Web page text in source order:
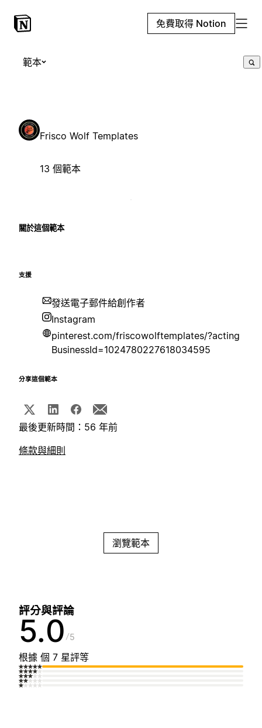
免費取得 Notion
範本
Frisco Wolf Templates
13 個範本
關於這個範本
支援
發送電子郵件給創作者
Instagram
pinterest.com/friscowolftemplates/?acting
BusinessId=1024780227618034595
分享這個範本
最後更新時間：56 年前
條款與細則
瀏覽範本
評分與評論
5.0 5
根據 個 7 星評等